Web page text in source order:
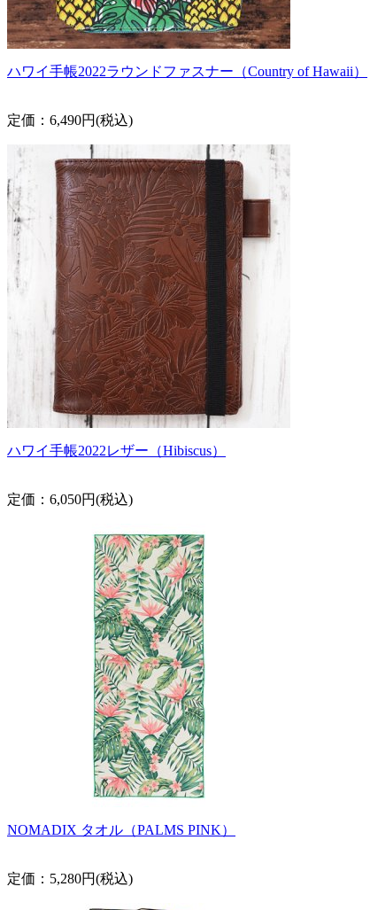
ハワイ手帳2022ラウンドファスナー（Country of Hawaii）
定価：6,490円(税込)
ハワイ手帳2022レザー（Hibiscus）
定価：6,050円(税込)
NOMADIX タオル（PALMS PINK）
定価：5,280円(税込)